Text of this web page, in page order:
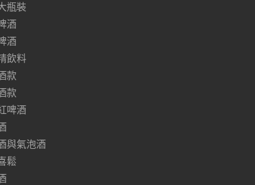
瓶裝
酒
酒
飲料
款
款
啤酒
與氣泡酒
鬆